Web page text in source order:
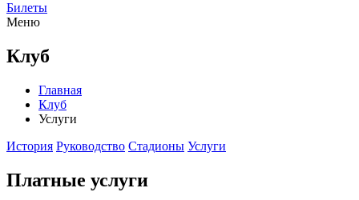
Билеты
Меню
Клуб
Главная
Клуб
Услуги
История Руководство Стадионы Услуги
Платные услуги